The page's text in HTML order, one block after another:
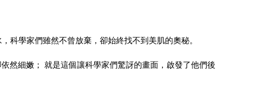
科學家們雖然不曾放棄，卻始終找不到美肌的奧秘。
然細嫩； 就是這個讓科學家們驚訝的畫面，啟發了他們後